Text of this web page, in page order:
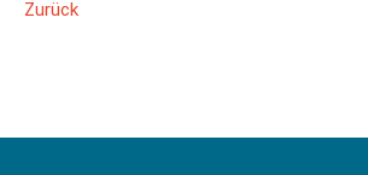
Zurück